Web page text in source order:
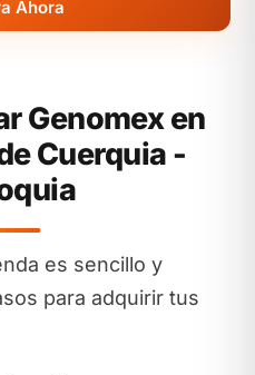
Ahora
Genomex en
Cuerquia -
es sencillo y
para adquirir tus